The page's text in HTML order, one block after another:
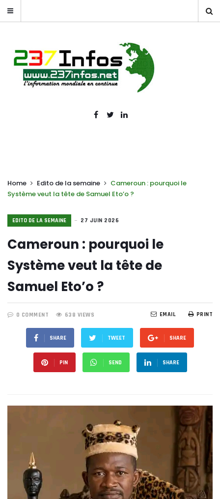
Home Edito de la semaine
Cameroun : pourquoi le
Système veut la tête de Samuel Eto’o ?
EDITO DE LA SEMAINE 27 JUIN 2026
Cameroun : pourquoi le
Système veut la tête de
Samuel Eto’o ?
0 COMMENT 638 VIEWS PRINT
EMAIL
SHARE TWEET SHARE
PIN SEND SHARE